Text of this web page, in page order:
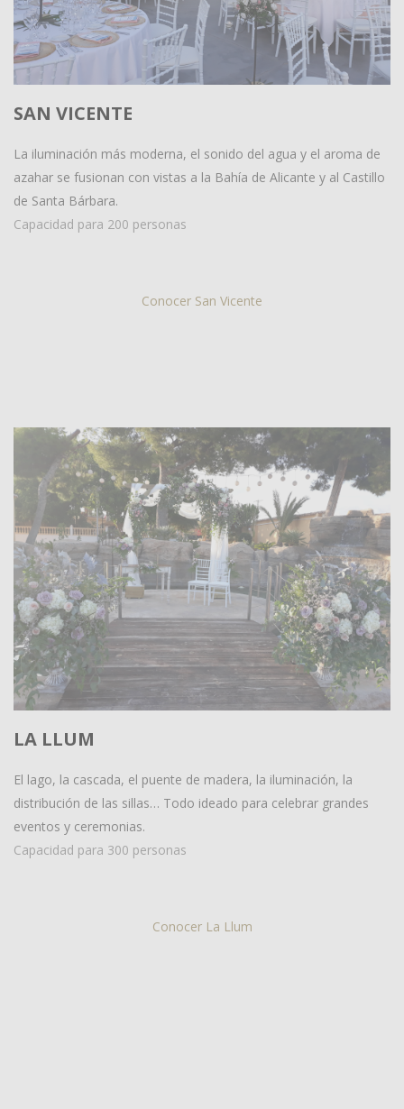
SAN VICENTE
La iluminación más moderna, el sonido del agua y el aroma de
azahar se fusionan con vistas a la Bahía de Alicante y al Castillo
de Santa Bárbara.
Capacidad para 200 personas
Conocer San Vicente
LA LLUM
El lago, la cascada, el puente de madera, la iluminación, la
distribución de las sillas… Todo ideado para celebrar grandes
eventos y ceremonias.
Capacidad para 300 personas
Conocer La Llum